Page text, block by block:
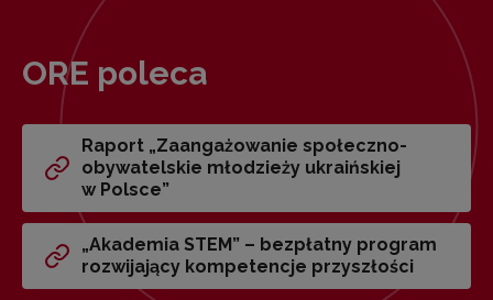
ORE poleca
Raport „Zaangażowanie społeczno-
obywatelskie młodzieży ukraińskiej
w Polsce”
„Akademia STEM” – bezpłatny program
rozwijający kompetencje przyszłości